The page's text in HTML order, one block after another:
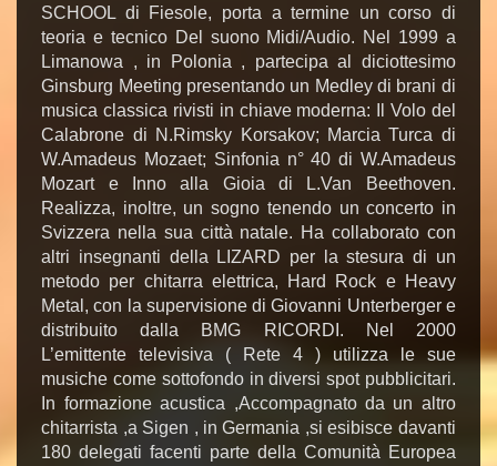
SCHOOL di Fiesole, porta a termine un corso di
teoria e tecnico Del suono Midi/Audio. Nel 1999 a
Limanowa , in Polonia , partecipa al diciottesimo
Ginsburg Meeting presentando un Medley di brani di
musica classica rivisti in chiave moderna: Il Volo del
Calabrone di N.Rimsky Korsakov; Marcia Turca di
W.Amadeus Mozaet; Sinfonia n° 40 di W.Amadeus
Mozart e Inno alla Gioia di L.Van Beethoven.
Realizza, inoltre, un sogno tenendo un concerto in
Svizzera nella sua città natale. Ha collaborato con
altri insegnanti della LIZARD per la stesura di un
metodo per chitarra elettrica, Hard Rock e Heavy
Metal, con la supervisione di Giovanni Unterberger e
distribuito dalla BMG RICORDI. Nel 2000
L’emittente televisiva ( Rete 4 ) utilizza le sue
musiche come sottofondo in diversi spot pubblicitari.
In formazione acustica ,Accompagnato da un altro
chitarrista ,a Sigen , in Germania ,si esibisce davanti
180 delegati facenti parte della Comunità Europea